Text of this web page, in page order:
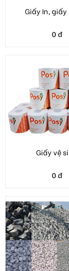
Giấy vệ
0 đ
Vật liệu xây
0 đ